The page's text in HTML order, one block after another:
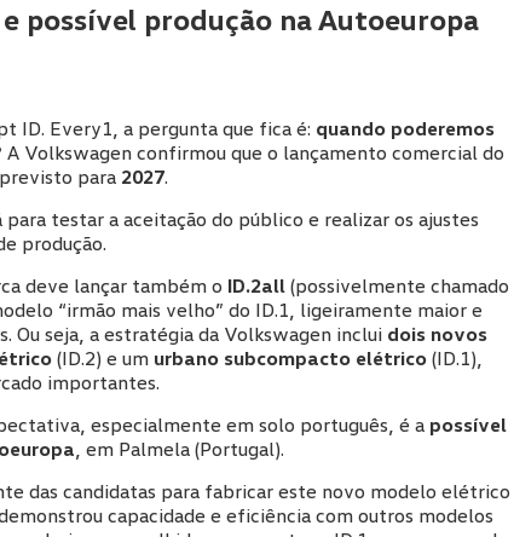
possível produção na Autoeuropa
ID. Every1, a pergunta que fica é: quando poderemos
A Volkswagen confirmou que o lançamento comercial do
para 2027.
testar a aceitação do público e realizar os ajustes
produção.
deve lançar também o ID.2all (possivelmente chamado
“irmão mais velho” do ID.1, ligeiramente maior e
Ou seja, a estratégia da Volkswagen inclui dois novos
(ID.2) e um urbano subcompacto elétrico (ID.1),
importantes.
especialmente em solo português, é a possível
, em Palmela (Portugal).
das candidatas para fabricar este novo modelo elétrico
capacidade e eficiência com outros modelos